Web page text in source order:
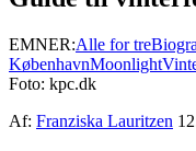
EMNER:Alle for tre
KøbenhavnMoonlight
Foto: kpc.dk
Af: Franziska Lauritzen